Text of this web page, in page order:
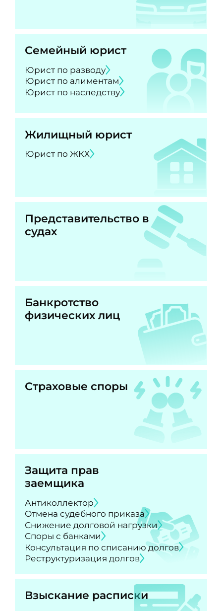
Семейный юрист
Юрист по разводу
Юрист по алиментам
Юрист по наследству
Жилищный юрист
Юрист по ЖКХ
Представительство в
судах
Банкротство
физических лиц
Страховые споры
Защита прав
заемщика
Антиколлектор
Отмена судебного приказа
Снижение долговой нагрузки
Споры с банками
Консультация по списанию долгов
Реструктуризация долгов
Взыскание расписки